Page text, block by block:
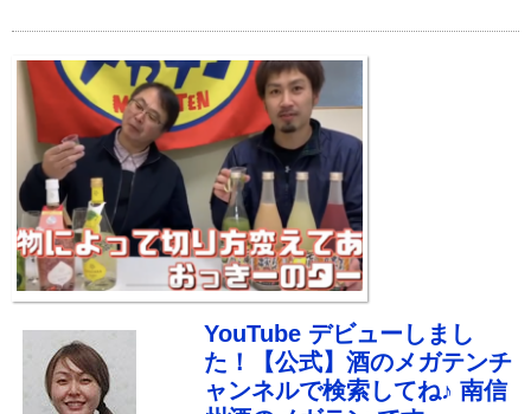
YouTube デビューしまし
た！【公式】酒のメガテンチ
ャンネルで検索してね♪ 南信